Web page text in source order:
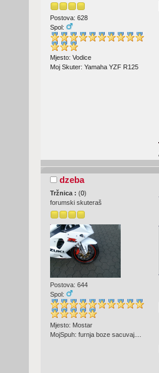
Postova: 628
Spol:
Mjesto: Vodice
Moj Skuter: Yamaha YZF R125
dzeba
Tržnica : (0)
forumski skuteraš
Postova: 644
Spol:
Mjesto: Mostar
MojSpuh: furnja boze sacuvaj....